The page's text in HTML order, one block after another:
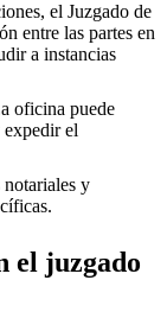
el Juzgado de
entre las partes en
a instancias
oficina puede
el
y
el juzgado